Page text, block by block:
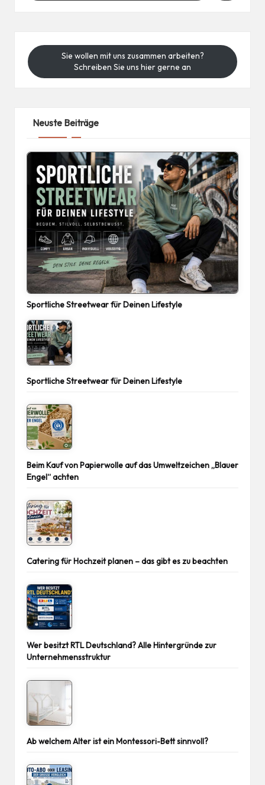
Sie wollen mit uns zusammen arbeiten?
Schreiben Sie uns hier gerne an
Neuste Beiträge
Sportliche Streetwear für Deinen Lifestyle
Sportliche Streetwear für Deinen Lifestyle
Beim Kauf von Papierwolle auf das Umweltzeichen „Blauer
Engel“ achten
Catering für Hochzeit planen – das gibt es zu beachten
Wer besitzt RTL Deutschland? Alle Hintergründe zur
Unternehmensstruktur
Ab welchem Alter ist ein Montessori-Bett sinnvoll?